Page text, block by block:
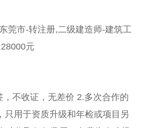
莞市-转注册,二级建造师-建筑工
元
，不收证，无差价 2.多次合作的
只用于资质升级和年检或项目另